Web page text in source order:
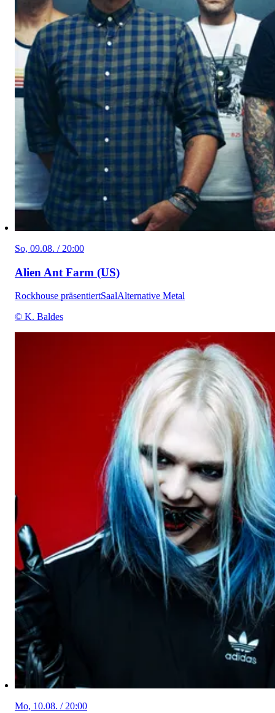
So, 09.08. / 20:00
Alien Ant Farm (US)
Rockhouse präsentiertSaalAlternative Metal
© K. Baldes
Mo, 10.08. / 20:00